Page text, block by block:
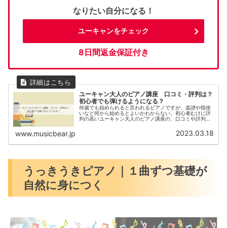
なりたい自分になる！
ユーキャンをチェック
8日間返金保証付き
ユーキャン大人のピアノ講座 口コミ・評判は？
初心者でも弾けるようになる？
何歳でも始められると言われるピアノですが、楽譜や指使
いなど何から始めるとよいかわからない。初心者むけに評
判の高いユーキャン大人のピアノ講座の、口コミや評判、
www.musicbear.jp 2023.03.18
うっきうきピアノ｜１曲ずつ基礎が
自然に身につく